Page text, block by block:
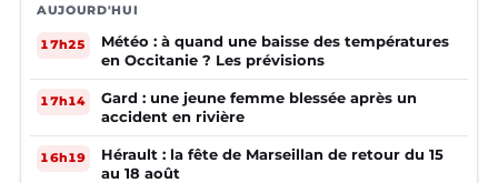
AUJOURD'HUI
17h25
Météo : à quand une baisse des températures
en Occitanie ? Les prévisions
17h14
Gard : une jeune femme blessée après un
accident en rivière
16h19
Hérault : la fête de Marseillan de retour du 15
au 18 août